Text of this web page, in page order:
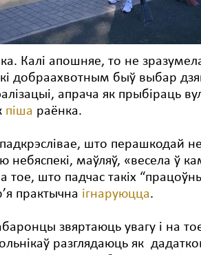
Калі апошняе, то не
добраахвотным быў выбар
апрача як прыбіраць
піша раёнка.
падкрэслівае, што перашкодай
небяспекі, маўляў, «весела ў
тое, што падчас такіх
практычна ігнаруюцца.
звяртаюць увагу і на
разглядаюць як